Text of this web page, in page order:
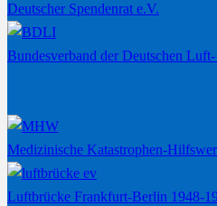
Deutscher Spendenrat e.V.
Bundesverband der Deutschen
Medizinische Katastrophen-
Luftbrücke Frankfurt-Berlin 1948-